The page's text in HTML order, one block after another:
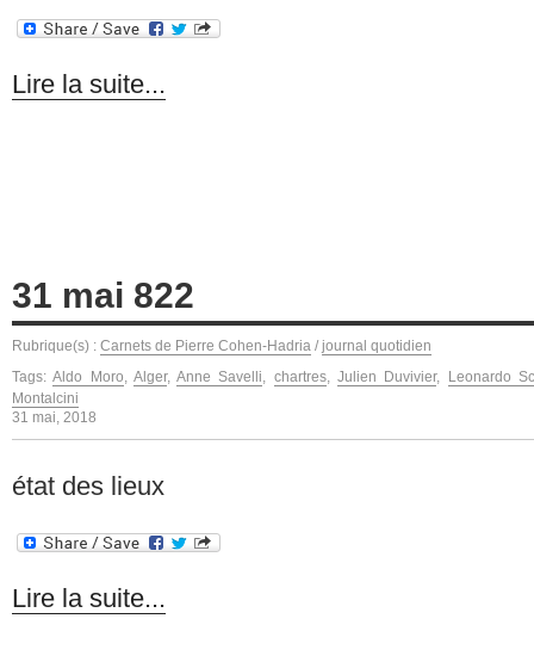
Lire la suite...
31 mai 822
Rubrique(s) : Carnets de Pierre Cohen-Hadria / journal quotidien
Tags:Aldo Moro Alger,Anne Savelli chartres, Julien Duvivier,
Leonardo
Montalcini
31 mai, 2018
état des lieux
Lire la suite...